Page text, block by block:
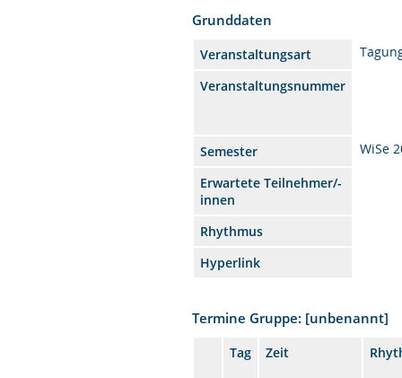
Grunddaten
Veranstaltungsart
Veranstaltungsnummer
Semester
WiSe
Erwartete Teilnehmer/-
innen
Rhythmus
Hyperlink
Termine Gruppe: [unbenannt]
Tag Zeit